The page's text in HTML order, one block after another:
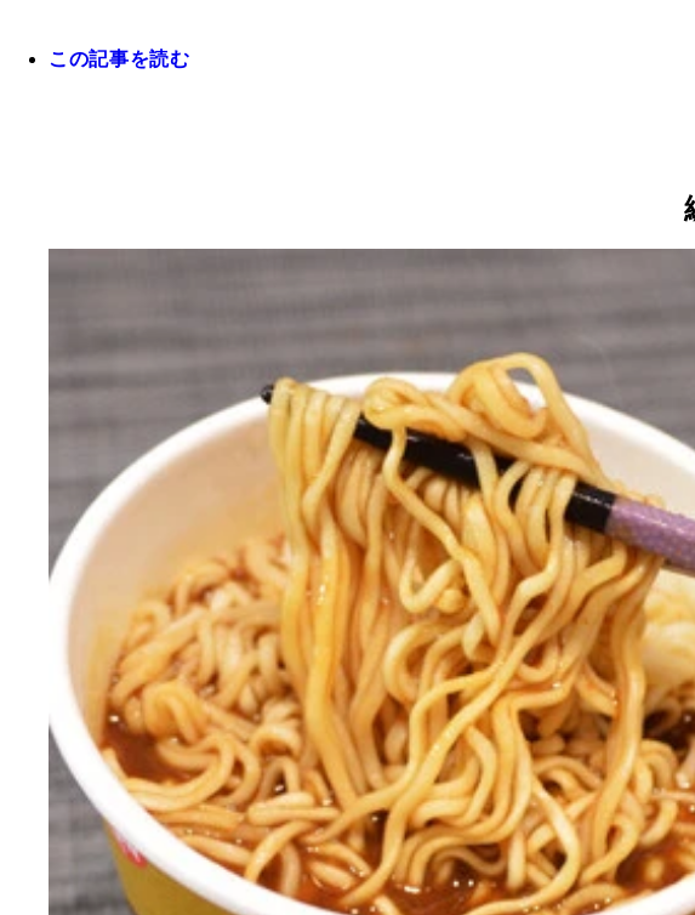
とんこつ辛味噌チーズバーガー【チーズバーガー】バーガーの間
とんこつ辛味噌焼きおにぎり【塩おにぎり＋海苔】①おにぎりの
無限えだまめ【冷凍枝豆】①冷凍枝豆を袋の表示どおりレンジで
ガッツリとんこつ辛味噌ポテサラ【つまみにんにく＋ポテトサラ
りかけ、温泉卵をのせ、とんこつ辛味噌を添える
辛味噌チキンの冷ややっこ【ほぐしサラダチキン＋豆腐】①サラ
赤いとんこつ辛味噌カレー【ご飯＋焼き豚＋レトルトカレー】①
赤い豚とろチャーハン【冷凍チャーハン＋豚とろ焼き】①豚とろ
とんこつ辛味噌ネギ玉うどん【冷凍うどん＋刻みネギ＋卵】①冷
に卵黄をのせたら完成
からか麺風の一風堂カップ麺【一風堂 赤丸新味博多とんこつ［セ
るイメージ
にんにく背脂＋とんこつ辛味噌のペヤング【ペヤングソースやき
比率でガッツリ混ぜる
この記事を読む